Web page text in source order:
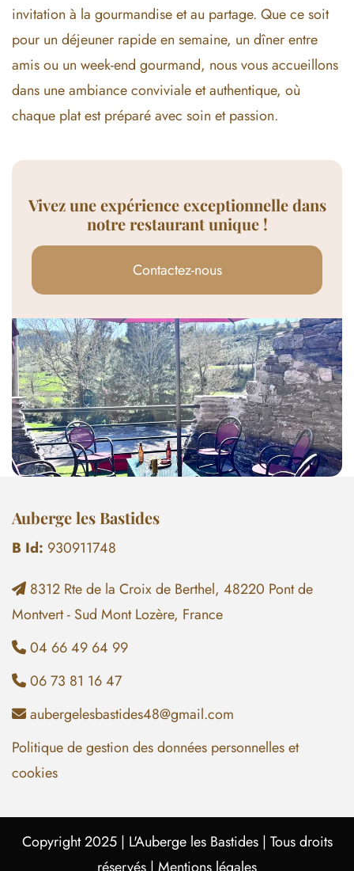
invitation à la gourmandise et au partage. Que ce soit
pour un déjeuner rapide en semaine, un dîner entre
amis ou un week-end gourmand, nous vous accueillons
dans une ambiance conviviale et authentique, où
chaque plat est préparé avec soin et passion.
Vivez une expérience exceptionnelle dans
notre restaurant unique !
Contactez-nous
Auberge les Bastides
B Id: 930911748
 8312 Rte de la Croix de Berthel, 48220 Pont de
Montvert - Sud Mont Lozère, France
 04 66 49 64 99
 06 73 81 16 47
 aubergelesbastides48@gmail.com
Politique de gestion des données personnelles et
cookies
Copyright 2025 | L'Auberge les Bastides| Tous droits
réservés | Mentions légales